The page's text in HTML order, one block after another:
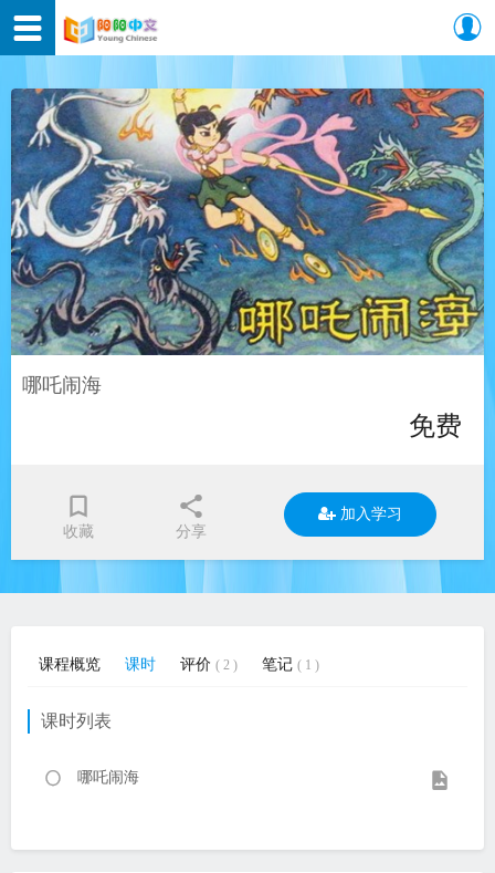
哪吒闹海
免费
收藏 分享
加入学习
课程概览 课时 评价 ( 2 ) 笔记 ( 1 )
课时列表
哪吒闹海